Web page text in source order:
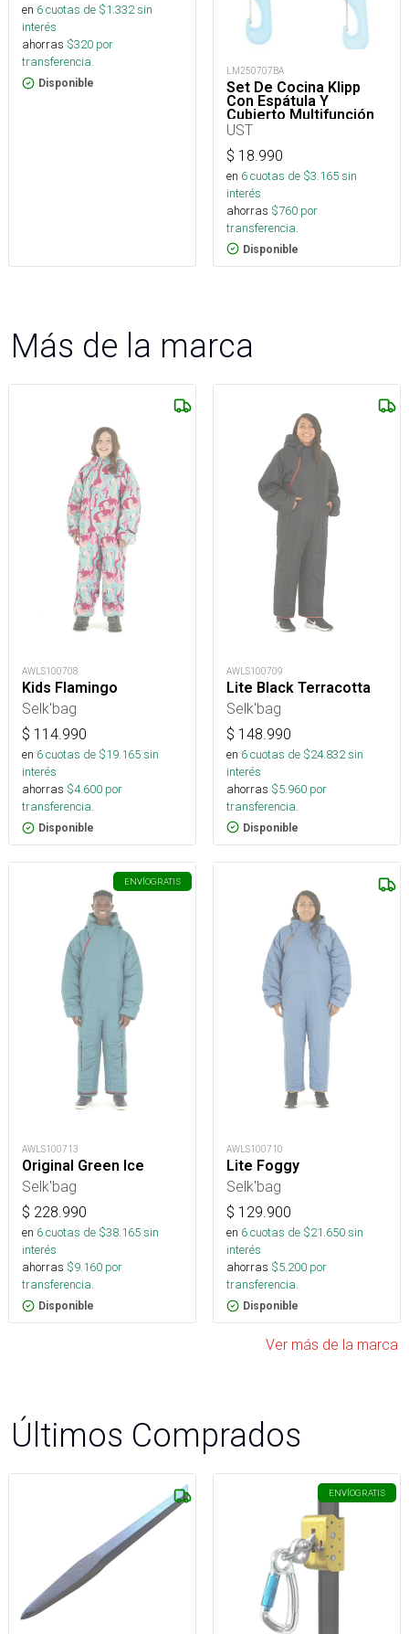
en 6cuotas de $1.332sin
interés
ahorras $320 por
transferencia.
Disponible
LM250707BA
Set De Cocina Klipp
Con Espátula Y
Cubierto Multifunción
UST
$ 18.990
en 6cuotas de $3.165sin
interés
ahorras $760 por
transferencia.
Disponible
Más de la marca
AWLS100708
Kids Flamingo
Selk'bag
$ 114.990
en 6cuotas de $19.165sin
interés
ahorras $4.600 por
transferencia.
Disponible
AWLS100709
Lite Black Terracotta
Selk'bag
$ 148.990
en 6cuotas de $24.832sin
interés
ahorras $5.960 por
transferencia.
Disponible
ENVÍOGRATIS
AWLS100713
Original Green Ice
Selk'bag
$ 228.990
en 6cuotas de $38.165sin
interés
ahorras $9.160 por
transferencia.
Disponible
AWLS100710
Lite Foggy
Selk'bag
$ 129.900
en 6cuotas de $21.650sin
interés
ahorras $5.200 por
transferencia.
Disponible
Ver más de la marca
Últimos Comprados
ENVÍOGRATIS